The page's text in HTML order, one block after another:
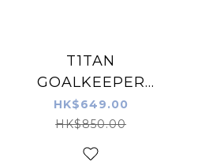
T1TAN
GOALKEEPER
GLOVES Shadow
Beast 3.0 龍門手
套 黑色
HK$649.00
HK$850.00